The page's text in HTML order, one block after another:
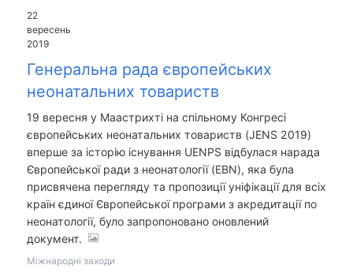
22
вересень
2019
Генеральна рада європейських
неонатальних товариств
19 вересня у Маастрихті на спільному Конгресі
європейських неонатальних товариств (JENS 2019)
вперше за історію існування UENPS відбулася нарада
Європейської ради з неонатології (EBN), яка була
присвячена перегляду та пропозиції уніфікації для всіх
країн єдиної Європейської програми з акредитації по
неонатології, було запропоновано оновлений
документ.
Міжнародні заходи